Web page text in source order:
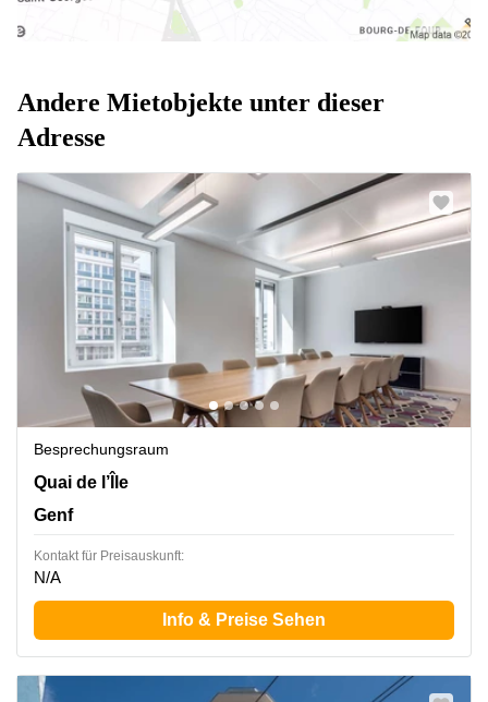
Andere Mietobjekte unter dieser
Adresse
Besprechungsraum
Quai de l’Île 13, Genf
Quai de l’Île
Genf
Kontakt für Preisauskunft:
N/A
Info & Preise Sehen